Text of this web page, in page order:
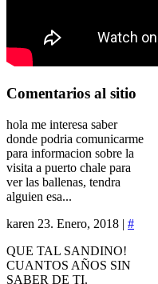
Comentarios al sitio
hola me interesa saber
donde podria comunicarme
para informacion sobre la
visita a puerto chale para
ver las ballenas, tendra
alguien esa...
karen 23. Enero, 2018 | #
QUE TAL SANDINO!
CUANTOS AÑOS SIN
SABER DE TI.